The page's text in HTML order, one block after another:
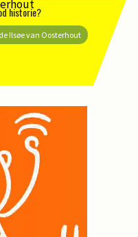
historie?
Ilsøe van Oosterhout